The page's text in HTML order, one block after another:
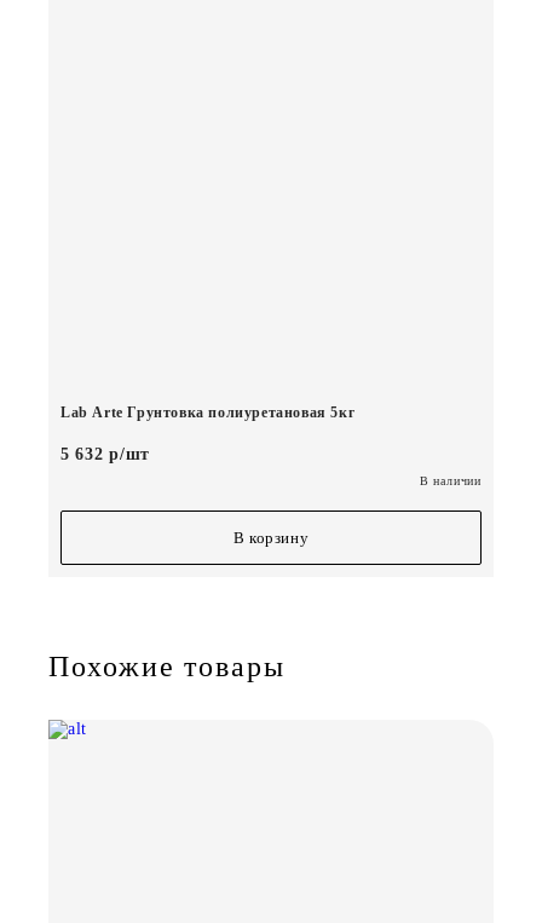
Lab Arte Грунтовка полиуретановая 5кг
5 632 р/шт
В наличии
В корзину
Похожие товары